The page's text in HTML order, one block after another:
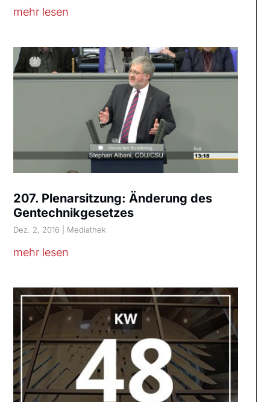
mehr lesen
207. Plenarsitzung: Änderung des
Gentechnikgesetzes
Dez. 2, 2016 Mediathek
mehr lesen